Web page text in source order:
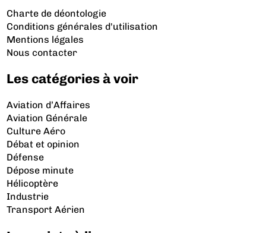
Charte de déontologie
Conditions générales d'utilisation
Mentions légales
Nous contacter
Les catégories à voir
Aviation d’Affaires
Aviation Générale
Culture Aéro
Débat et opinion
Défense
Dépose minute
Hélicoptère
Industrie
Transport Aérien